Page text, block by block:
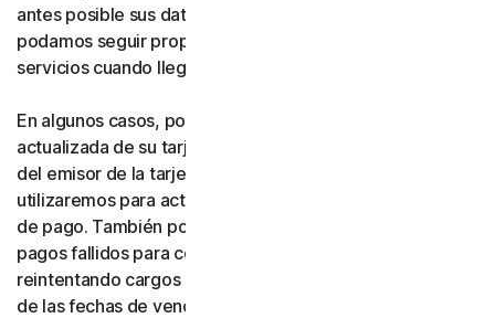
antes posible sus datos de pago en su cuenta, para que
podamos seguir proporcionándole el software y los
servicios cuando llegue el momento de la renovación.
En algunos casos, podemos recibir información
actualizada de su tarjeta de crédito o débito por parte
del emisor de la tarjeta o de la red de tarjetas, y la
utilizaremos para actualizar automáticamente sus datos
de pago. También podemos volver a intentar procesar
pagos fallidos para completar las transacciones, incluso
reintentando cargos rechazados mediante la extensión
de las fechas de vencimiento.